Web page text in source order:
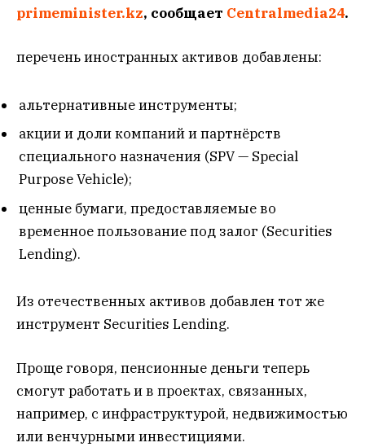
primeminister.kz, сообщает Centralmedia24.
перечень иностранных активов добавлены:
альтернативные инструменты;
акции и доли компаний и партнёрств
специального назначения (SPV — Special
Purpose Vehicle);
ценные бумаги, предоставляемые во
временное пользование под залог (Securities
Lending).
Из отечественных активов добавлен тот же
инструмент Securities Lending.
Проще говоря, пенсионные деньги теперь
смогут работать и в проектах, связанных,
например, с инфраструктурой, недвижимостью
или венчурными инвестициями.